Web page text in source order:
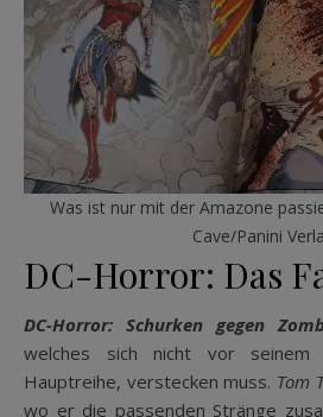
Was ist nur mit der Amazone
Cave/Panini
DC-Horror: Das
DC-Horror: Schurken gegen
welches sich nicht vor
Hauptreihe, verstecken muss. Tom
wo er die passenden Stränge